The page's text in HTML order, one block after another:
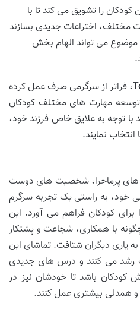
کودکان را تشویق می کند تا با
مختلف، اختراعات جدیدی بسازند
می تواند الهام بخش
، فراتر از سرگرمی صرف عمل کرده
مهارت های مختلف کودکان
با توجه به علایق خاص فرزند خود،
انتخاب نمایند.
های پرماجرا، شخصیت های دوست
خود، به راستی یک تجربه سرگرم
برای کودکان فراهم می آورد. این
با همکاری، شجاعت و پشتکار
یاری دیگران شتافت. تماشای این
رشد می کنند و درس های جدیدی
کودکان باشد تا خودشان نیز در
و همدلی بیشتری عمل کنند.